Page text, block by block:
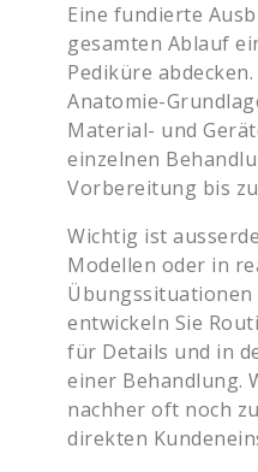
Eine fundierte
gesamten Ablauf
Pediküre
Anatomie-
Material- und
einzelnen
Vorbereitung bis
Wichtig ist
Modellen oder in
entwickeln Sie
für Details und in
einer Behandlung.
nachher oft noch
direkten